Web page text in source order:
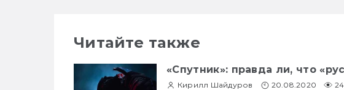
Читайте также
«Спутник»: правда ли, что
Кирилл Шайдуров 20.08.2020